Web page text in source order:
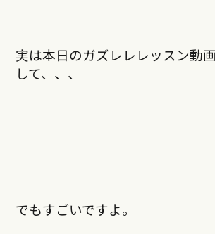
実は本日のガズレレレッスン動
して、、、
でもすごいですよ。